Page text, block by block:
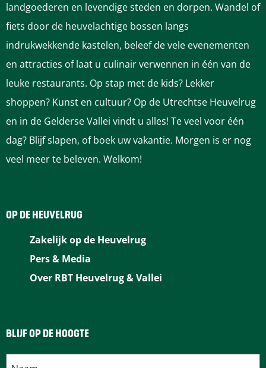
landgoederen en levendige steden en dorpen. Wandel of
fiets door de heuvelachtige bossen langs
indrukwekkende kastelen, beleef de vele evenementen
en attracties of laat u culinair verwennen in één van de
leuke restaurants. Op stap met de kids? Lekker
shoppen? Kunst en cultuur? Op de Utrechtse Heuvelrug
en in de Gelderse Vallei vindt u alles! Te veel voor één
dag? Blijf slapen, of boek uw vakantie. Morgen is er nog
veel meer te beleven. Welkom!
OP DE HEUVELRUG
Zakelijk op de Heuvelrug
Pers & Media
Over RBT Heuvelrug & Vallei
BLIJF OP DE HOOGTE